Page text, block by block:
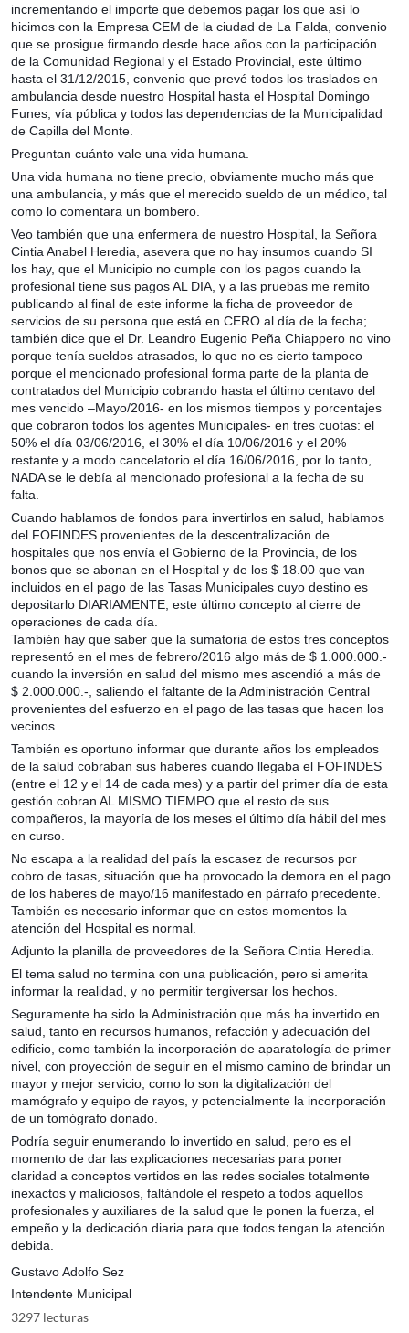
incrementando el importe que debemos pagar los que así lo
hicimos con la Empresa CEM de la ciudad de La Falda, convenio
que se prosigue firmando desde hace años con la participación
de la Comunidad Regional y el Estado Provincial, este último
hasta el 31/12/2015, convenio que prevé todos los traslados en
ambulancia desde nuestro Hospital hasta el Hospital Domingo
Funes, vía pública y todos las dependencias de la Municipalidad
de Capilla del Monte.
Preguntan cuánto vale una vida humana.
Una vida humana no tiene precio, obviamente mucho más que
una ambulancia, y más que el merecido sueldo de un médico, tal
como lo comentara un bombero.
Veo también que una enfermera de nuestro Hospital, la Señora
Cintia Anabel Heredia, asevera que no hay insumos cuando SI
los hay, que el Municipio no cumple con los pagos cuando la
profesional tiene sus pagos AL DIA, y a las pruebas me remito
publicando al final de este informe la ficha de proveedor de
servicios de su persona que está en CERO al día de la fecha;
también dice que el Dr. Leandro Eugenio Peña Chiappero no vino
porque tenía sueldos atrasados, lo que no es cierto tampoco
porque el mencionado profesional forma parte de la planta de
contratados del Municipio cobrando hasta el último centavo del
mes vencido –Mayo/2016- en los mismos tiempos y porcentajes
que cobraron todos los agentes Municipales- en tres cuotas: el
50% el día 03/06/2016, el 30% el día 10/06/2016 y el 20%
restante y a modo cancelatorio el día 16/06/2016, por lo tanto,
NADA se le debía al mencionado profesional a la fecha de su
falta.
Cuando hablamos de fondos para invertirlos en salud, hablamos
del FOFINDES provenientes de la descentralización de
hospitales que nos envía el Gobierno de la Provincia, de los
bonos que se abonan en el Hospital y de los $ 18.00 que van
incluidos en el pago de las Tasas Municipales cuyo destino es
depositarlo DIARIAMENTE, este último concepto al cierre de
operaciones de cada día.
También hay que saber que la sumatoria de estos tres conceptos
representó en el mes de febrero/2016 algo más de $ 1.000.000.-
cuando la inversión en salud del mismo mes ascendió a más de
$ 2.000.000.-, saliendo el faltante de la Administración Central
provenientes del esfuerzo en el pago de las tasas que hacen los
vecinos.
También es oportuno informar que durante años los empleados
de la salud cobraban sus haberes cuando llegaba el FOFINDES
(entre el 12 y el 14 de cada mes) y a partir del primer día de esta
gestión cobran AL MISMO TIEMPO que el resto de sus
compañeros, la mayoría de los meses el último día hábil del mes
en curso.
No escapa a la realidad del país la escasez de recursos por
cobro de tasas, situación que ha provocado la demora en el pago
de los haberes de mayo/16 manifestado en párrafo precedente.
También es necesario informar que en estos momentos la
atención del Hospital es normal.
Adjunto la planilla de proveedores de la Señora Cintia Heredia.
El tema salud no termina con una publicación, pero si amerita
informar la realidad, y no permitir tergiversar los hechos.
Seguramente ha sido la Administración que más ha invertido en
salud, tanto en recursos humanos, refacción y adecuación del
edificio, como también la incorporación de aparatología de primer
nivel, con proyección de seguir en el mismo camino de brindar un
mayor y mejor servicio, como lo son la digitalización del
mamógrafo y equipo de rayos, y potencialmente la incorporación
de un tomógrafo donado.
Podría seguir enumerando lo invertido en salud, pero es el
momento de dar las explicaciones necesarias para poner
claridad a conceptos vertidos en las redes sociales totalmente
inexactos y maliciosos, faltándole el respeto a todos aquellos
profesionales y auxiliares de la salud que le ponen la fuerza, el
empeño y la dedicación diaria para que todos tengan la atención
debida.
Gustavo Adolfo Sez
Intendente Municipal
3297 lecturas